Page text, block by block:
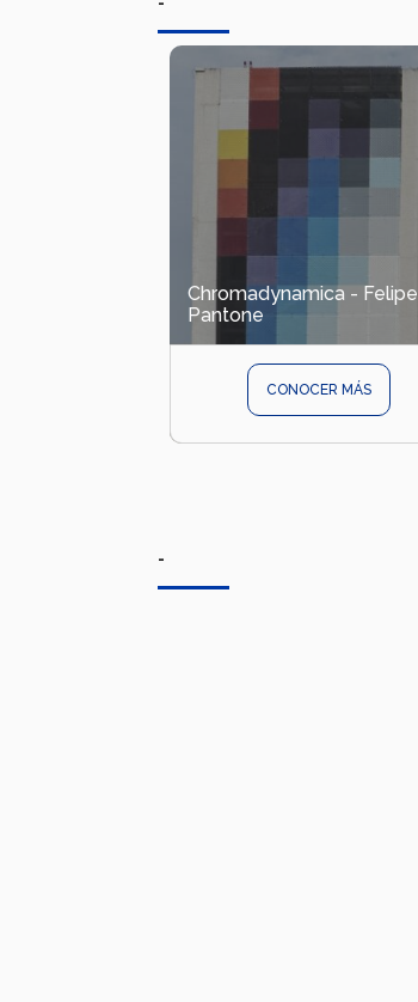
Chromadynamica - Felipe
Pantone
CONOCER MÁS
-